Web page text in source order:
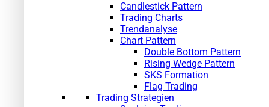
Candlestick Pattern
Trading Charts
Trendanalyse
Chart Pattern
Double Bottom Pattern
Rising Wedge Pattern
SKS Formation
Flag Trading
Trading Strategien